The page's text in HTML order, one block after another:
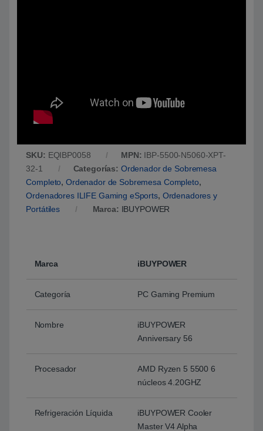
SKU: EQIBP0058 MPN: IBP-5500-N5060-XPT-
32-1
Categorías: Ordenador de Sobremesa
Completo,Ordenador de Sobremesa Completo,
Ordenadores ILIFE Gaming eSports, Ordenadores y
Portátiles
Marca: IBUYPOWER
Marca iBUYPOWER
Categoría PC Gaming Premium
Nombre
iBUYPOWER
Anniversary 56
Procesador
AMD Ryzen 5 5500 6
núcleos 4.20GHZ
Refrigeración Líquida
iBUYPOWER Cooler
Master V4 Alpha